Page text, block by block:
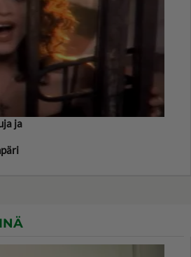
ja